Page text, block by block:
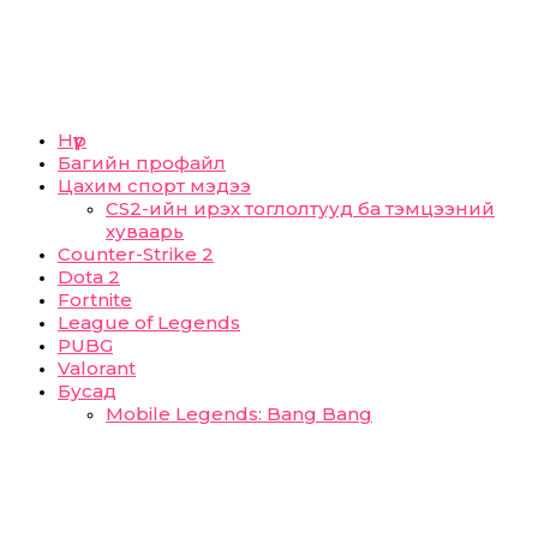
Нүүр
Багийн профайл
Цахим спорт мэдээ
CS2-ийн ирэх тоглолтууд ба тэмцээний
хуваарь
Counter-Strike 2
Dota 2
Fortnite
League of Legends
PUBG
Valorant
Бусад
Mobile Legends: Bang Bang